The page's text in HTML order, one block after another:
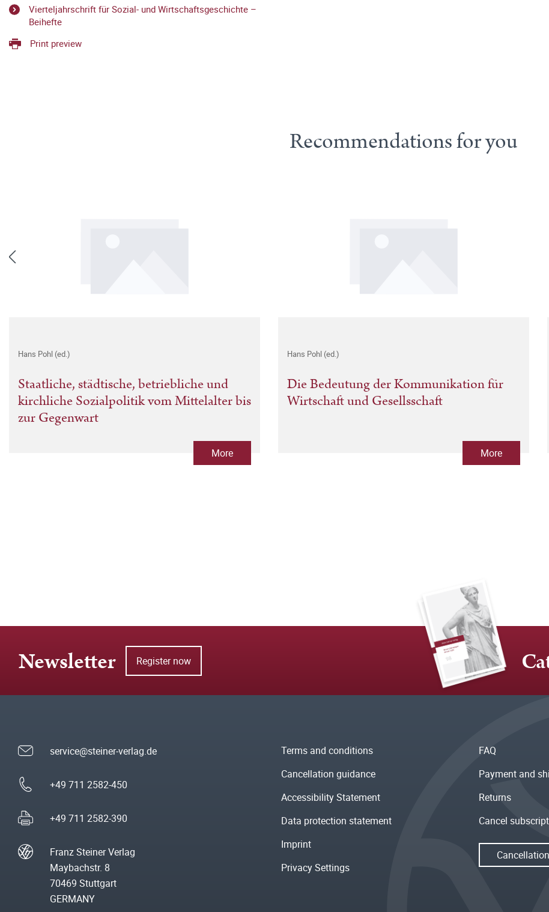
Vierteljahrschrift für Sozial- und Wirtschaftsgeschichte –
Beihefte
Print preview
Recommendations for you
Hans Pohl (ed.)
Staatliche, städtische, betriebliche und
kirchliche Sozialpolitik vom Mittelalter bis
zur Gegenwart
More
Hans Pohl (ed.)
Die Bedeutung der Kommunikation für
Wirtschaft und Gesellsschaft
More
Newsletter Register now
service@steiner-verlag.de
+49 711 2582-450
+49 711 2582-390
Franz Steiner Verlag
Maybachstr. 8
70469 Stuttgart
GERMANY
Terms and conditions
Cancellation guidance
Accessibility Statement
Data protection statement
Imprint
Privacy Settings
FAQ
Payment and
Returns
Cancel
Cancellation